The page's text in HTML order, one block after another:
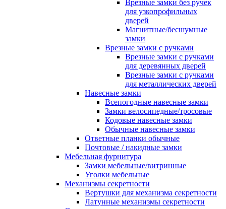
Врезные замки без ручек
для узкопрофильных
дверей
Магнитные/бесшумные
замки
Врезные замки с ручками
Врезные замки с ручками
для деревянных дверей
Врезные замки с ручками
для металлических дверей
Навесные замки
Всепогодные навесные замки
Замки велосипедные/тросовые
Кодовые навесные замки
Обычные навесные замки
Ответные планки обычные
Почтовые / накидные замки
Мебельная фурнитура
Замки мебельные/витринные
Уголки мебельные
Механизмы секретности
Вертушки для механизма секретности
Латунные механизмы секретности